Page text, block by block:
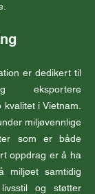
er dedikert til
eksportere
i Vietnam.
miljøvennlige
som er både
oppdrag er å ha
miljøet samtidig
og støtter